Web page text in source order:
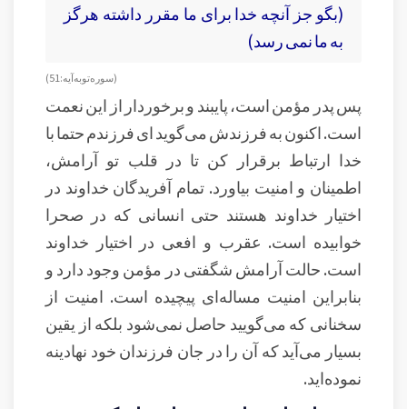
(بگو جز آنچه خدا براى ما مقرر داشته هرگز
به ما نمى ‏رسد)
( سوره توبه آيه : 51 )
پس پدر مؤمن است، پایبند و برخوردار از این نعمت
است. اکنون به فرزندش می‌گوید ای فرزندم حتما با
خدا ارتباط برقرار کن تا در قلب تو آرامش،
اطمینان و امنیت بیاورد. تمام آفریدگان خداوند در
اختیار خداوند هستند حتی انسانی که در صحرا
خوابیده است. عقرب و افعی در اختیار خداوند
است. حالت آرامش شگفتی در مؤمن وجود دارد و
بنابراین امنیت مساله‌ای پیچیده است. امنیت از
سخنانی که می‌گویید حاصل نمی‌شود بلکه از یقین
بسیار می‌آید که آن را در جان فرزندان خود نهادینه
نموده‌اید.